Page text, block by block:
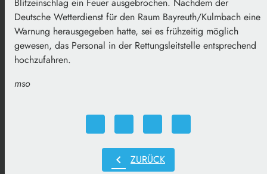
Blitzeinschlag ein Feuer ausgebrochen. Nachdem der
Deutsche Wetterdienst für den Raum Bayreuth/Kulmbach eine
Warnung herausgegeben hatte, sei es frühzeitig möglich
gewesen, das Personal in der Rettungsleitstelle entsprechend
hochzufahren.
mso
chevron_left ZURÜCK